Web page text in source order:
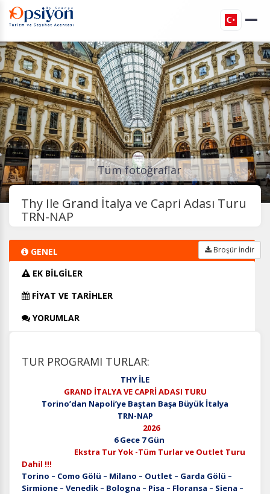
Tüm fotoğraflar
Thy Ile Grand İtalya ve Capri Adası Turu
TRN-NAP
GENEL
EK BİLGİLER
FİYAT VE TARİHLER
YORUMLAR
Broşür İndir
TUR PROGRAMI TURLAR:
THY İLE
GRAND İTALYA VE CAPRİ ADASI TURU
Torino’dan Napoli’ye Baştan Başa Büyük İtalya
TRN-NAP
2026
6 Gece 7 Gün
Ekstra Tur Yok -Tüm Turlar ve Outlet Turu
Dahil !!!
Torino – Como Gölü – Milano – Outlet – Garda Gölü –
Sirmione – Venedik – Bologna – Pisa – Floransa – Siena –